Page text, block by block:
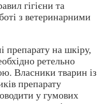
гігієни та
з ветеринарними
препарату на шкіру,
ретельно
Власники тварин із
препарату
у гумових